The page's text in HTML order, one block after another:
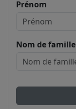
Prénom
Nom de famille